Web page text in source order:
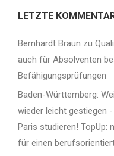
LETZTE
Bernhardt Braun zu
auch für Absolventen
Befähigungsprüfungen
Baden-Württemberg:
wieder leicht gestiegen
Paris studieren! TopUp:
für einen